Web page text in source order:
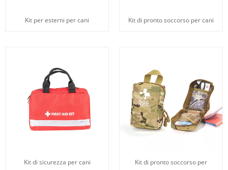
Kit per esterni per cani Kit di pronto soccorso per cani
Kit di sicurezza per cani
Kit di pronto soccorso per